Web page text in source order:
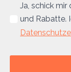
Ja, schick mir
und Rabatte.